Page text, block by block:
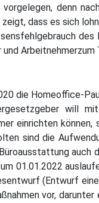
vorgelegen, denn
dass es sich
die Homeoffice-
will
einrichten
sind die
01.01.2022
(Entwurf
vor,